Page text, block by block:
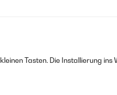
Tasten. Die Installierung